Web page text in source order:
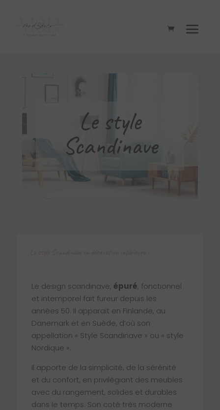
Le style
Scandinave
Le design scandinave, épuré, fonctionnel
et intemporel fait fureur depuis les
années 50. Il apparait en Finlande, au
Danemark et en Suède, d’où son
appellation « Style Scandinave » ou « style
Nordique ».
Il apporte de la simplicité, de la sérénité
et du confort, en privilégiant des meubles
avec du rangement, solides et durables
dans le temps. Son coté très moderne